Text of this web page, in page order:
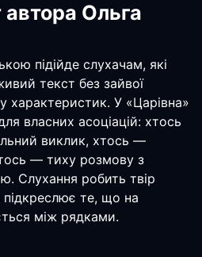
автора Ольга
підійде слухачам, які
текст без зайвої
характеристик. У «Царівна»
власних асоціацій: хтось
виклик, хтось —
— тиху розмову з
Слухання робить твір
підкреслює те, що на
між рядками.